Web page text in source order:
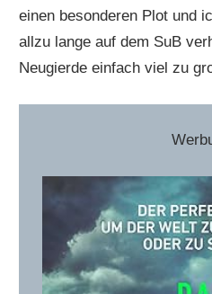
einen besonderen Plot und
allzu lange auf dem SuB
Neugierde einfach viel zu